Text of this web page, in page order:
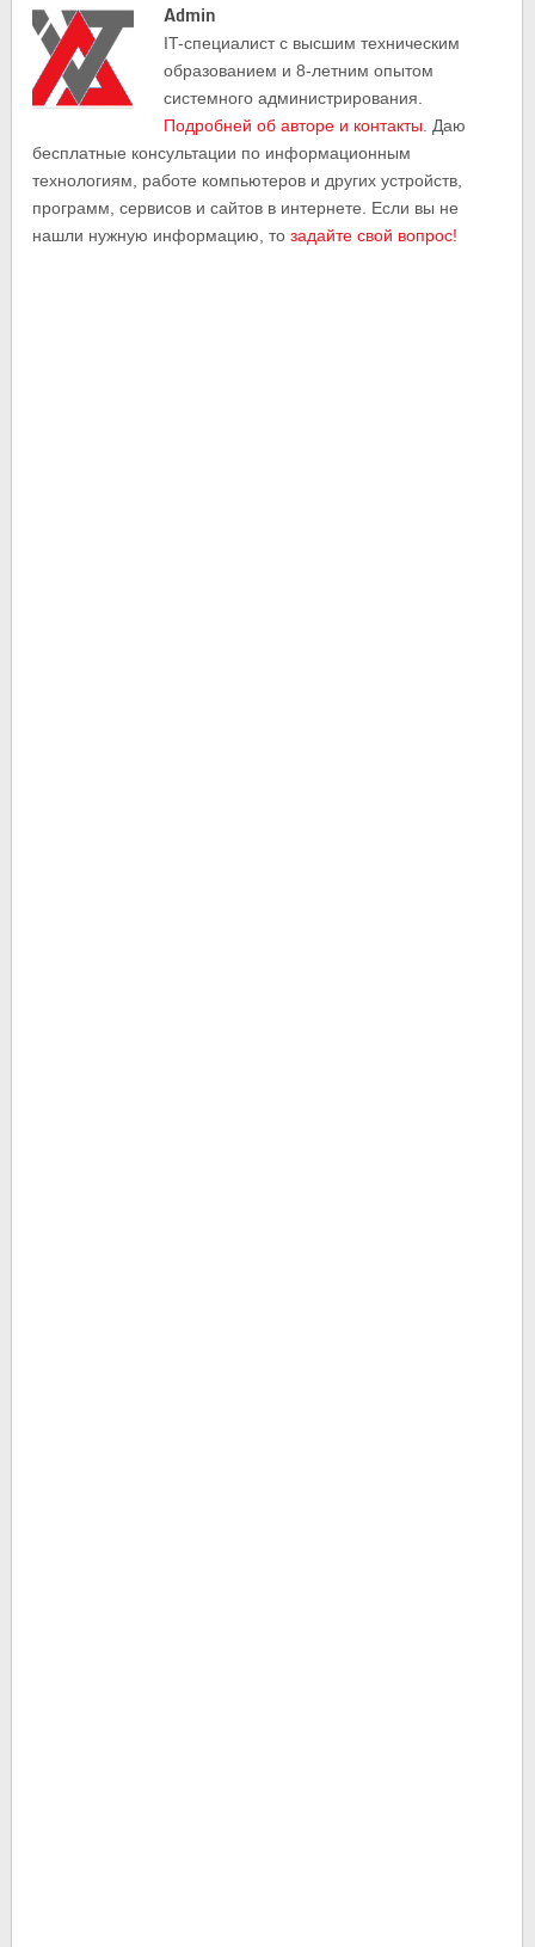
Admin
IT-cпециалист с высшим техническим
образованием и 8-летним опытом
системного администрирования.
Подробней об авторе и контакты. Даю
бесплатные консультации по информационным
технологиям, работе компьютеров и других устройств,
программ, сервисов и сайтов в интернете. Если вы не
нашли нужную информацию, тозадайте свой вопрос!